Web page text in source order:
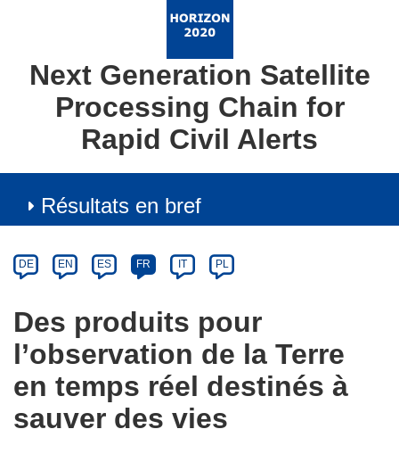
Next Generation Satellite
Processing Chain for
Rapid Civil Alerts
Résultats en bref
Category
Article
available
the
following
languages:
DE EN ES FR IT PL
Des produits pour
l’observation de la Terre
en temps réel destinés à
sauver des vies